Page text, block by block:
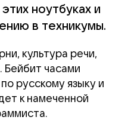
ноутбуках и
в техникумы.
культура речи,
Бейбит часами
русскому языку и
к намеченной